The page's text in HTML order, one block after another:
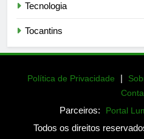
Tecnologia
Tocantins
Política de Privacidade |
Parceiros: Portal
Todos os direitos